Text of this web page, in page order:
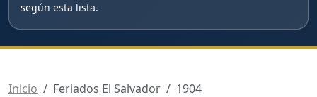
según esta lista.
Inicio Feriados El Salvador 1904